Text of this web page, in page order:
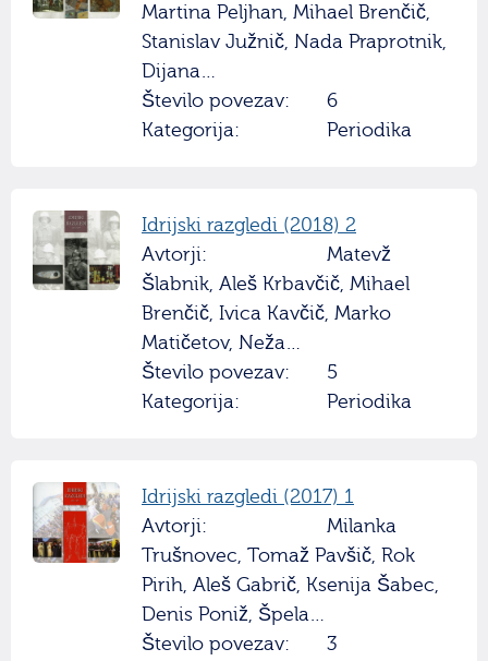
Martina Peljhan, Mihael Brenčič,
Stanislav Južnič, Nada Praprotnik,
Dijana…
Število povezav:
6
Kategorija:
Periodika
Idrijski razgledi (2018) 2
Avtorji:
Matevž
Šlabnik, Aleš Krbavčič, Mihael
Brenčič, Ivica Kavčič, Marko
Matičetov, Neža…
Število povezav:
5
Kategorija:
Periodika
Idrijski razgledi (2017) 1
Avtorji:
Milanka
Trušnovec, Tomaž Pavšič, Rok
Pirih, Aleš Gabrič, Ksenija Šabec,
Denis Poniž, Špela…
Število povezav:
3